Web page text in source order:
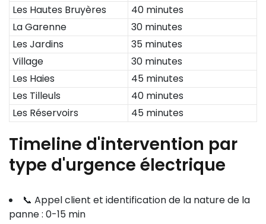
Les Hautes Bruyères
40 minutes
La Garenne
30 minutes
Les Jardins
35 minutes
Village
30 minutes
Les Haies
45 minutes
Les Tilleuls
40 minutes
Les Réservoirs
45 minutes
Timeline d'intervention par
type d'urgence électrique
📞 Appel client et identification de la nature de la
panne : 0-15 min